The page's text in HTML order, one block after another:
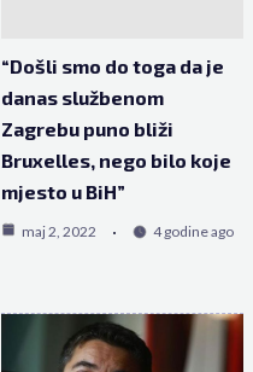
“Došli smo do toga da je
danas službenom
Zagrebu puno bliži
Bruxelles, nego bilo koje
mjesto u BiH”
maj 2, 2022 4 godine ago